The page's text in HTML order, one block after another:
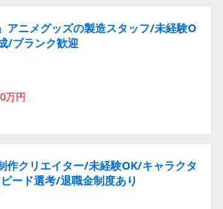
アニメグッズの製造スタッフ/未経験O
/ブランク歓迎
万円
作クリエイター/未経験OK/キャラクタ
ード選考/退職金制度あり